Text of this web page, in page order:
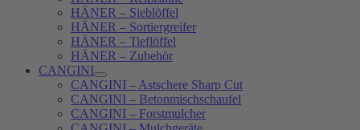
HÄNER – Sieblöffel
HÄNER – Sortiergreifer
HÄNER – Tieflöffel
HÄNER – Zubehör
CANGINI
CANGINI – Astschere Sharp Cut
CANGINI – Betonmischschaufel
CANGINI – Forstmulcher